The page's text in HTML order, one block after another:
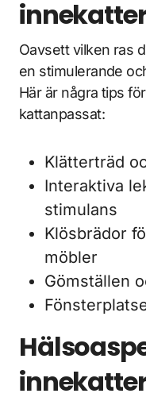
Oavsett vilken ras
en stimulerande
Här är några tips
kattanpassat:
Klätterträd
Interaktiva
stimulans
Klösbrädor
möbler
Gömställen